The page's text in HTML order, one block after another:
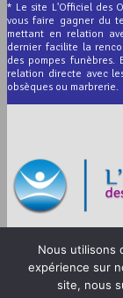
* Le site L'Officiel des
vous faire gagner du
mettant en relation
dernier facilite la
des pompes funèbres.
relation directe avec
obsèques ou marbrerie.
© 2012-2026
Mentions légales
Nous utilisons
expérience sur
site, nous